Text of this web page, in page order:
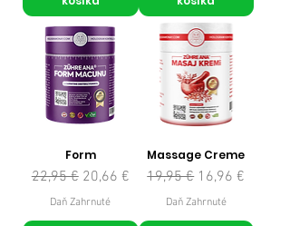
Form
Normálna cena
22,95 € Zľavnená cena
20,66 €
Daň Zahrnuté
Massage Creme
Normálna cena
19,95 € Zľavnená cena
16,96 €
Daň Zahrnuté